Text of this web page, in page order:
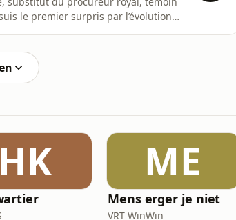
le premier surpris par l’évolution
HK ME
Mens erger je niet
VRT WinWin